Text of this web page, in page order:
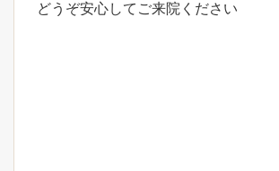
どうぞ安心してご来院ください